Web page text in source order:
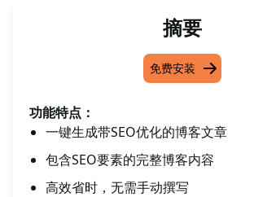
摘要
免费安装
功能特点：
一键生成带SEO优化的博客文章
包含SEO要素的完整博客内容
高效省时，无需手动撰写